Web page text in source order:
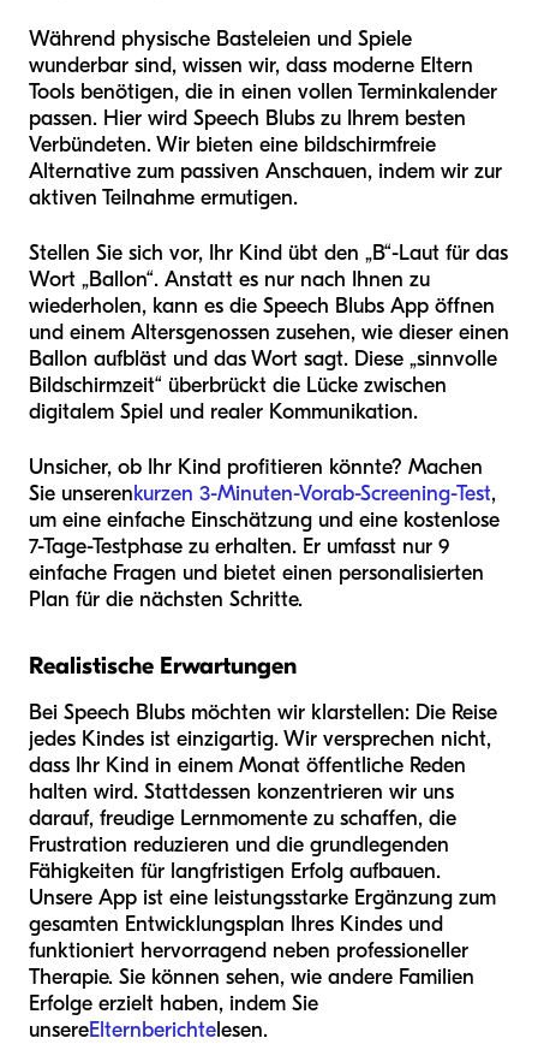
Während physische Basteleien und Spiele
wunderbar sind, wissen wir, dass moderne Eltern
Tools benötigen, die in einen vollen Terminkalender
passen. Hier wird Speech Blubs zu Ihrem besten
Verbündeten. Wir bieten eine bildschirmfreie
Alternative zum passiven Anschauen, indem wir zur
aktiven Teilnahme ermutigen.
Stellen Sie sich vor, Ihr Kind übt den „B“-Laut für das
Wort „Ballon“. Anstatt es nur nach Ihnen zu
wiederholen, kann es die Speech Blubs App öffnen
und einem Altersgenossen zusehen, wie dieser einen
Ballon aufbläst und das Wort sagt. Diese „sinnvolle
Bildschirmzeit“ überbrückt die Lücke zwischen
digitalem Spiel und realer Kommunikation.
Unsicher, ob Ihr Kind profitieren könnte? Machen
Sie unserenkurzen 3-Minuten-Vorab-Screening-Test,
um eine einfache Einschätzung und eine kostenlose
7-Tage-Testphase zu erhalten. Er umfasst nur 9
einfache Fragen und bietet einen personalisierten
Plan für die nächsten Schritte.
Realistische Erwartungen
Bei Speech Blubs möchten wir klarstellen: Die Reise
jedes Kindes ist einzigartig. Wir versprechen nicht,
dass Ihr Kind in einem Monat öffentliche Reden
halten wird. Stattdessen konzentrieren wir uns
darauf, freudige Lernmomente zu schaffen, die
Frustration reduzieren und die grundlegenden
Fähigkeiten für langfristigen Erfolg aufbauen.
Unsere App ist eine leistungsstarke Ergänzung zum
gesamten Entwicklungsplan Ihres Kindes und
funktioniert hervorragend neben professioneller
Therapie. Sie können sehen, wie andere Familien
Erfolge erzielt haben, indem Sie
unsereElternberichtelesen.